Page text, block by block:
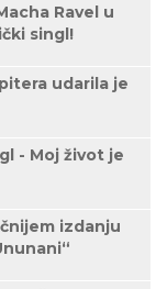
Ravel u
singl!
udarila je
- Moj život je
izdanju